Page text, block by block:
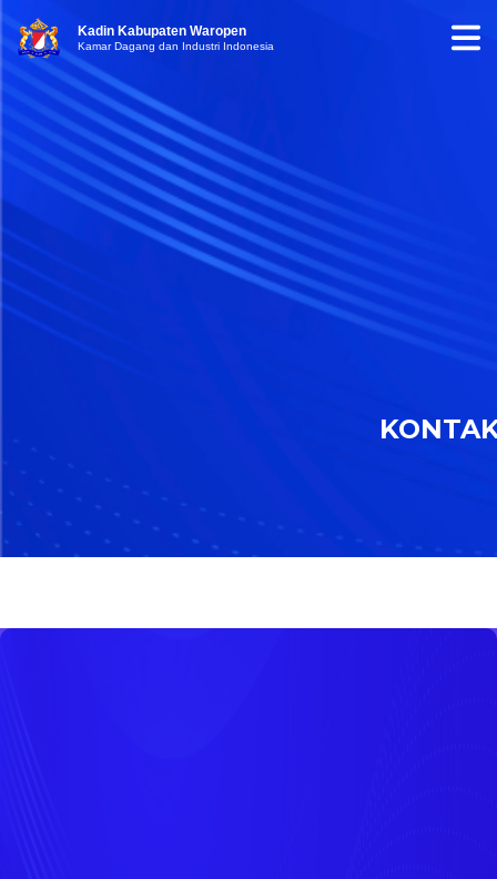
Kadin Kabupaten Waropen
Kamar Dagang dan Industri Indonesia